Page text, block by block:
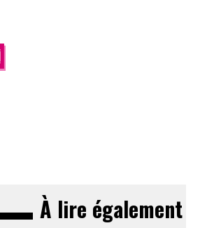
À lire également